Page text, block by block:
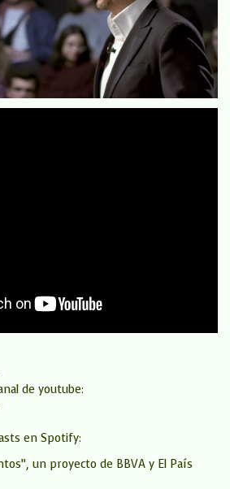
de youtube:
en Spotify:
un proyecto de BBVA y El País